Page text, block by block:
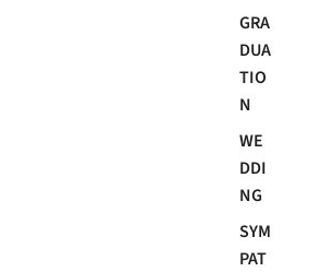
GRA
DUA
TIO
N
WE
DDI
NG
SYM
PAT